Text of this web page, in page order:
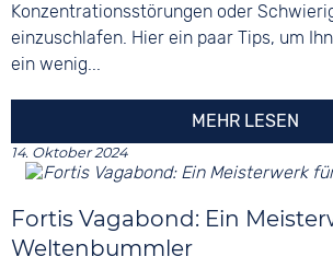
Konzentrationsstörungen oder
einzuschlafen. Hier ein paar Tips, um
ein wenig...
MEHR LESEN
14. Oktober 2024
Fortis Vagabond: Ein
Weltenbummler